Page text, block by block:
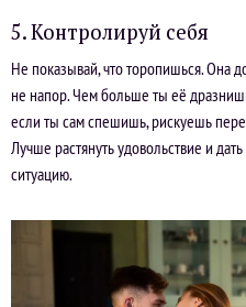
5. Контролируй себя
Не показывай, что торопишься. Она
не напор. Чем больше ты её
если ты сам спешишь, рискуешь
Лучше растянуть удовольствие и
ситуацию.